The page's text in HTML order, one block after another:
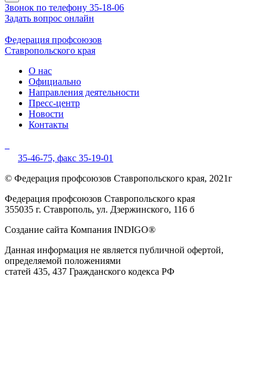
Звонок по телефону 35-18-06
Задать вопрос онлайн
Федерация профсоюзов
Ставропольского края
О нас
Официально
Направления деятельности
Пресс-центр
Новости
Контакты
35-46-75, факс 35-19-01
© Федерация профсоюзов Ставропольского края, 2021г
Федерация профсоюзов Ставропольского края
355035 г. Ставрополь, ул. Дзержинского, 116 б
Создание сайта Компания INDIGO®
Данная информация не является публичной офертой,
определяемой положениями
статей 435, 437 Гражданского кодекса РФ